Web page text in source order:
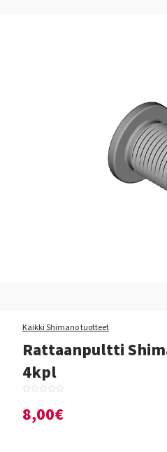
Kaikki Shimano tuotteet
Rattaanpultti
4kpl
8,00€